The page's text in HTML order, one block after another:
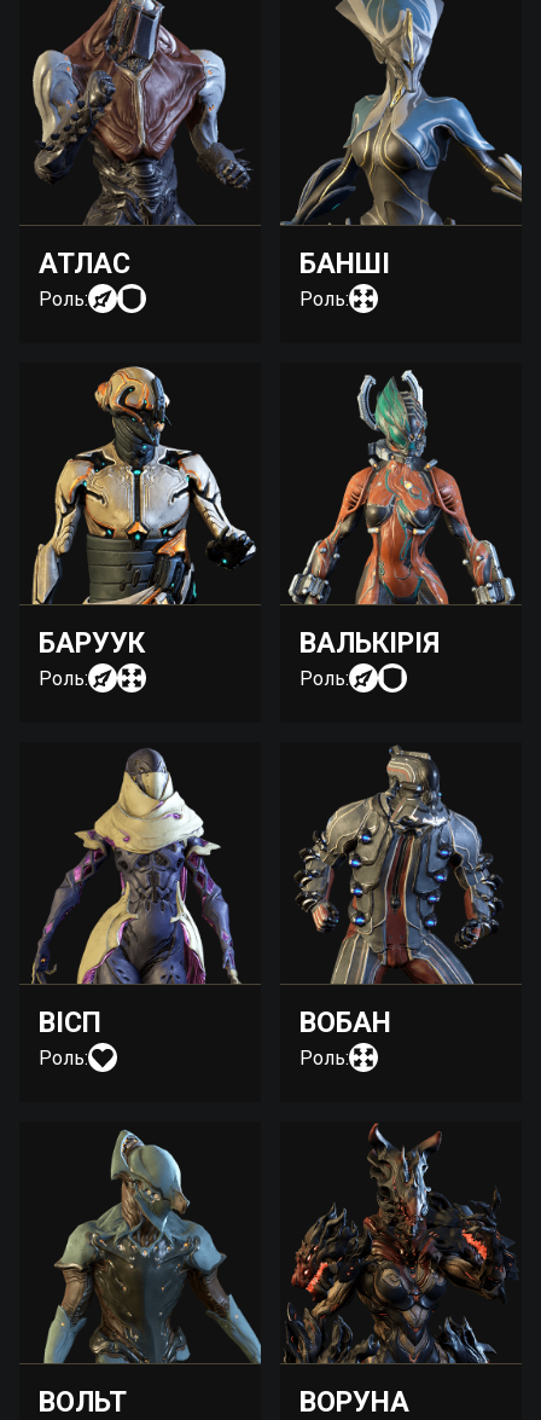
АТЛАС
Роль:
БАНШІ
Роль:
БАРУУК
Роль:
ВАЛЬКІРІЯ
Роль:
ВІСП
Роль:
ВОБАН
Роль:
ВОЛЬТ ВОРУНА